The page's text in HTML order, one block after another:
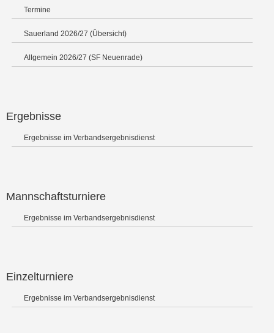
Termine
Sauerland 2026/27 (Übersicht)
Allgemein 2026/27 (SF Neuenrade)
Ergebnisse
Ergebnisse im Verbandsergebnisdienst
Mannschaftsturniere
Ergebnisse im Verbandsergebnisdienst
Einzelturniere
Ergebnisse im Verbandsergebnisdienst